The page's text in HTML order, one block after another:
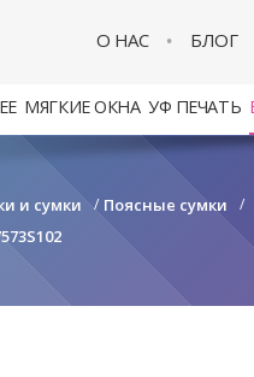
О НАС БЛОГ
МЯГКИЕ ОКНА УФ ПЕЧАТЬ
и сумки / Поясные сумки /